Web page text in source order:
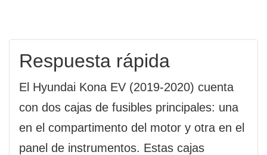
Respuesta rápida
El Hyundai Kona EV (2019-2020) cuenta
con dos cajas de fusibles principales: una
en el compartimento del motor y otra en el
panel de instrumentos. Estas cajas